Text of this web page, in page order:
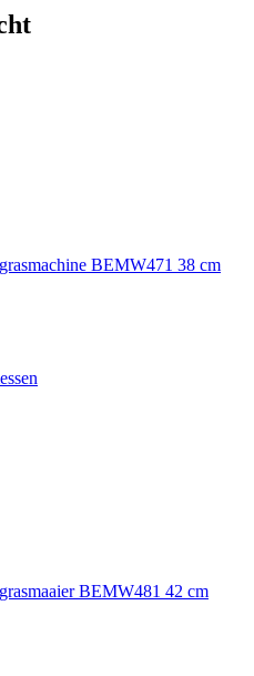
BEMW471 38 cm
BEMW481 42 cm